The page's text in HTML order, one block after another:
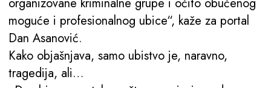
moguće i profesionalnog ubice“, kaže za portal
Dan Asanović.
Kako objašnjava, samo ubistvo je, naravno,
tragedija, ali…